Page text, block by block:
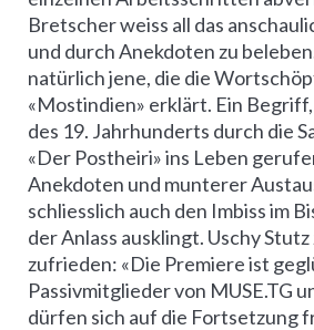
Bretscher weiss all das
und durch Anekdoten zu
natürlich jene, die die
«Mostindien» erklärt. Ein
des 19. Jahrhunderts durch die
«Der Postheiri» ins Leben
Anekdoten und munterer
schliesslich auch den Imbiss im
der Anlass ausklingt. Uschy
zufrieden: «Die Premiere ist
Passivmitglieder von MUSE.TG
dürfen sich auf die Fortsetzung